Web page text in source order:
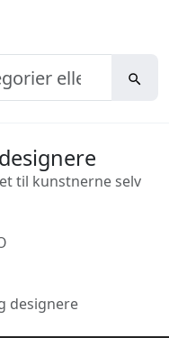
til kunstnerne selv
designere